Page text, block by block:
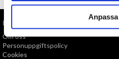
Anpassa
INFORMATION
Om oss
Personuppgiftspolicy
Cookies